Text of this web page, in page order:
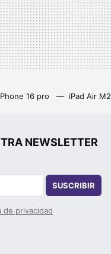
16 pro iPad Air
NEWSLETTER
SUSCRIBIR
de privacidad